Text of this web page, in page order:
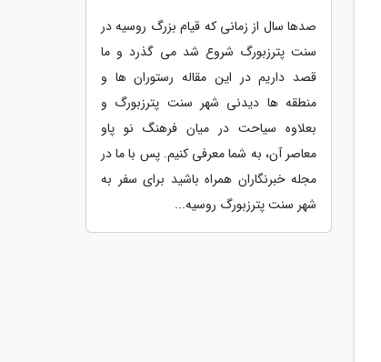
صدها سال از زمانی که قیام بزرگ روسیه در
سنت پترزبورگ شروع شد می گذرد و ما
قصد داریم در این مقاله رستوران ها و
منطقه ها دیدنی شهر سنت پترزبورگ و
بعلاوه سیاحت در میان فرهنگ نو پاو
معاصر آن، به شما معرفی کنیم. پس با ما در
مجله خبرنگاران همراه باشید برای سفر به
شهر سنت پترزبورگ روسیه...